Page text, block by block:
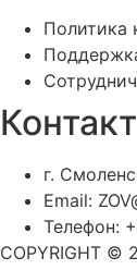
Политика
г.
Email:
Телефон:
COPYRIGHT